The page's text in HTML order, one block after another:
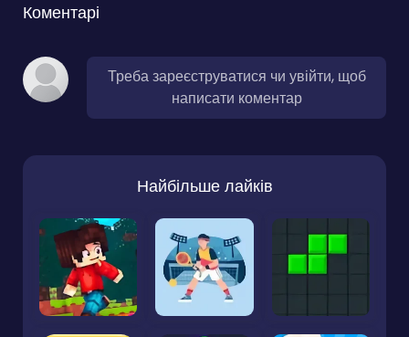
Коментарі
Треба зареєструватися чи увійти, щоб
написати коментар
Найбільше лайків